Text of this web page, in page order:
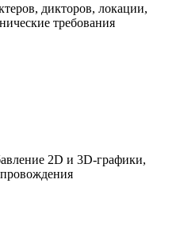
дикторов, локации,
требования
2D и 3D-графики,